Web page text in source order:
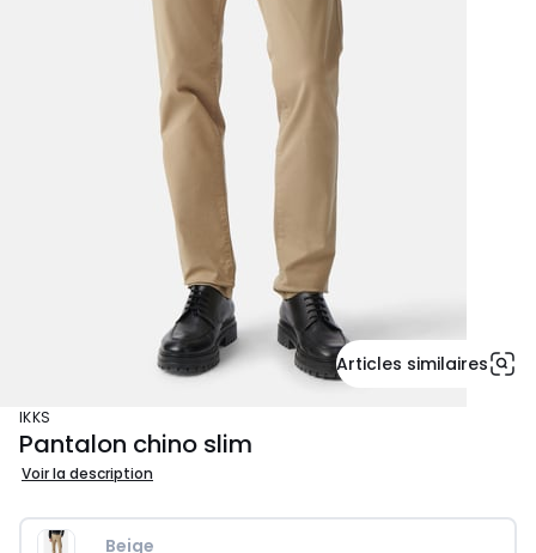
Articles similaires
IKKS
Pantalon chino slim
Voir la description
Beige